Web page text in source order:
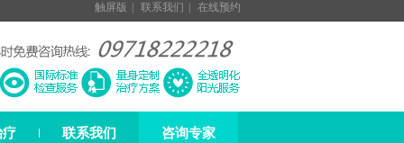
触屏版 联系我们 在线预约
疗 联系我们 咨询专家